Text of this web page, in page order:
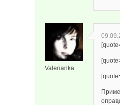
Valerianka